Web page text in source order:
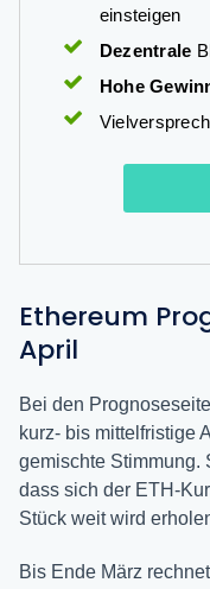
einsteigen
Dezentrale
Hohe
Ethereum
April
Bei den
kurz- bis mittelfristige
gemischte Stimmung.
dass sich der ETH-
Stück weit wird
Bis Ende März